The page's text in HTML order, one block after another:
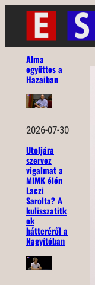
Ugrás
tartalomhoz
Alma
együttes a
Hazaiban
2026-07-30
Utoljára
szervez
vigalmat a
MIMK élén
Laczi
Sarolta? A
kulisszatitk
ok
hátteréről a
Nagyítóban